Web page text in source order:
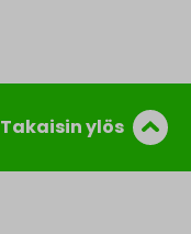
Takaisin ylös